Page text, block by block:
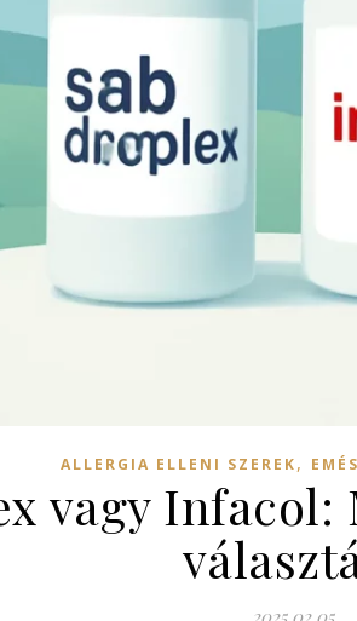
ALLERGIA ELLENI SZEREK,
vagy
2025.02.05.